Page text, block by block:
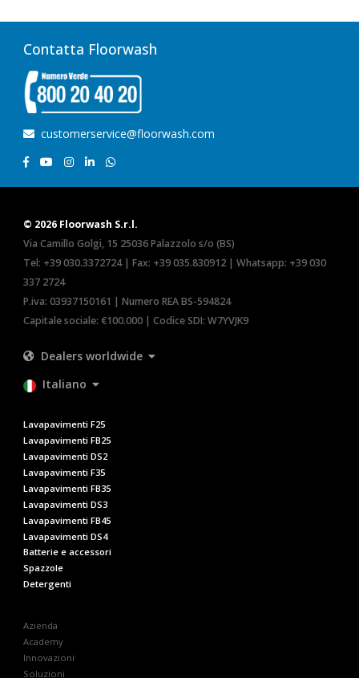
Contatta Floorwash
customerservice@floorwash.com
© 2026 Floorwash S.r.l.
Via Camillo Golgi, 15 25036 Palazzolo s/o (BS)
Tel: +39 030.3372724| Fax: +39 035.830912 | Whatsapp: +39 030
337 2724
P.iva: 03937150161 | Numero REA BS-594824
Capitale sociale: €100.000 | Codice SDI: W7YVJK9
Dealers worldwide
Italiano
Lavapavimenti F25
Lavapavimenti FB25
Lavapavimenti DS2
Lavapavimenti F35
Lavapavimenti FB35
Lavapavimenti DS3
Lavapavimenti FB45
Lavapavimenti DS4
Batterie e accessori
Spazzole
Detergenti
Azienda
Academy
Innovazioni
Soluzioni